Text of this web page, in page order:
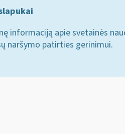
informaciją apie svetainės
naršymo patirties gerinimui.